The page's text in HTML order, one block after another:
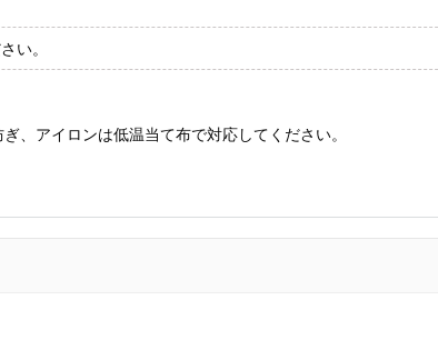
い。
、アイロンは低温当て布で対応してください。